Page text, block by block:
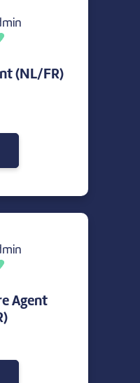
(NL/FR)
Agent